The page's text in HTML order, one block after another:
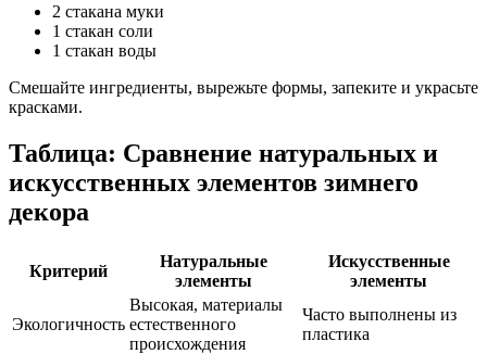
2 стакана муки
1 стакан соли
1 стакан воды
Смешайте ингредиенты, вырежьте формы, запеките и украсьте
красками.
Таблица: Сравнение натуральных и
искусственных элементов зимнего
декора
Критерий
Натуральные
элементы
Искусственные
элементы
Экологичность
Высокая, материалы
естественного
происхождения
Часто выполнены из
пластика